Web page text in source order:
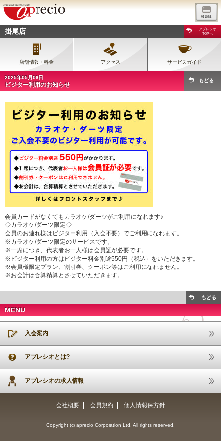
掛尾店
アプレシオ
TOPへ
店舗情報・料金 アクセス サービスガイド
2025年05月09日
ビジター利用のお知らせ
もどる
会員カードがなくてもカラオケ/ダーツがご利用になれます♪
◇カラオケ/ダーツ限定◇
会員のお連れ様はビジター利用（入会不要）でご利用になれます。
※カラオケ/ダーツ限定のサービスです。
※一席につき、代表者お一人様は会員証が必要です。
※ビジター利用の方はビジター料金別途550円（税込）をいただきます。
※会員様限定プラン、割引券、クーポン等はご利用になれません。
※お会計は合算精算とさせていただきます。
もどる
MENU
入会案内
アプレシオとは?
アプレシオの求人情報
会社概要 会員規約 個人情報保方針
Copyright (c) aprecio Corporation Ltd. All rights reserved.